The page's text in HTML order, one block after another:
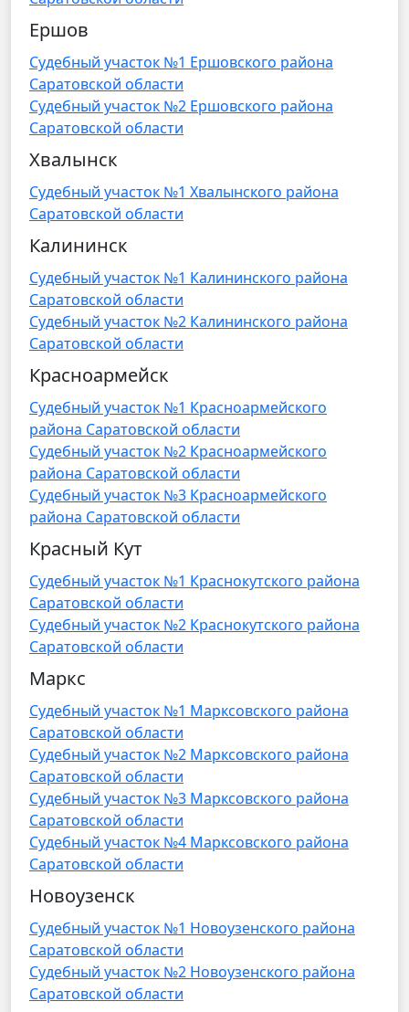
Ершов
Судебный участок №1 Ершовского района
Саратовской области
Судебный участок №2 Ершовского района
Саратовской области
Хвалынск
Судебный участок №1 Хвалынского района
Саратовской области
Калининск
Судебный участок №1 Калининского района
Саратовской области
Судебный участок №2 Калининского района
Саратовской области
Красноармейск
Судебный участок №1 Красноармейского
района Саратовской области
Судебный участок №2 Красноармейского
района Саратовской области
Судебный участок №3 Красноармейского
района Саратовской области
Красный Кут
Судебный участок №1 Краснокутского района
Саратовской области
Судебный участок №2 Краснокутского района
Саратовской области
Маркс
Судебный участок №1 Марксовского района
Саратовской области
Судебный участок №2 Марксовского района
Саратовской области
Судебный участок №3 Марксовского района
Саратовской области
Судебный участок №4 Марксовского района
Саратовской области
Новоузенск
Судебный участок №1 Новоузенского района
Саратовской области
Судебный участок №2 Новоузенского района
Саратовской области